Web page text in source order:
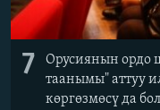
7
Орусиянын ордо
таанымы" аттуу
көргөзмөсү да